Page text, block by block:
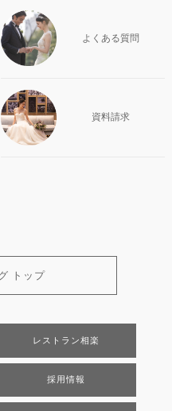
よくある質問
資料請求
トップ
レストラン相楽
採用情報